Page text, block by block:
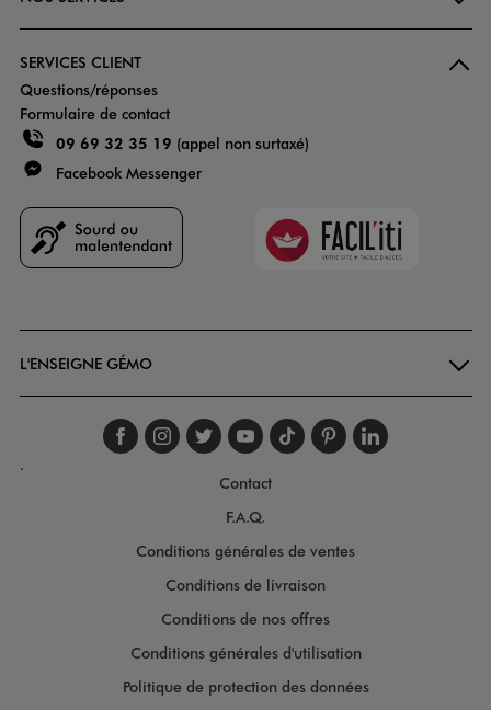
SERVICES CLIENT
Questions/réponses
Formulaire de contact
09 69 32 35 19 (appel non surtaxé)
Facebook Messenger
Faciliti
L'ENSEIGNE GÉMO
Suivez-nous sur
Suivez-nous sur
Suivez-nous sur
Suivez-nous
Suivez-nous
Suivez-
.
Contact
F.A.Q.
Conditions générales de ventes
Conditions de livraison
Conditions de nos offres
Conditions générales d'utilisation
Politique de protection des données